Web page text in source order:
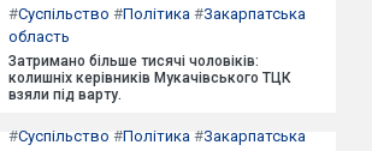
#Суспільство #Політика #Закарпатська
область
Затримано більше тисячі чоловіків:
колишніх керівників Мукачівського ТЦК
взяли під варту.
#Суспільство #Політика #Закарпатська